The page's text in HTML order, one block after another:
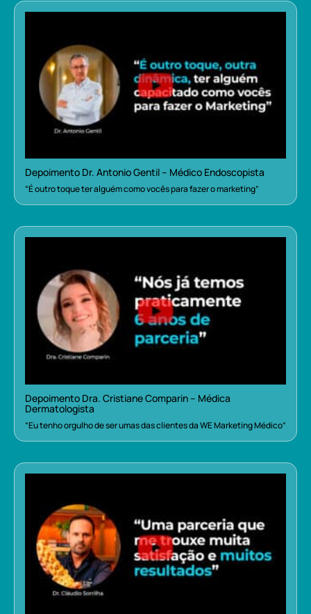
Depoimento Dr. Antonio Gentil – Médico Endoscopista
“É outro toque ter alguém como vocês para fazer o marketing”
Depoimento Dra. Cristiane Comparin – Médica
Dermatologista
“Eu tenho orgulho de ser umas das clientes da WE Marketing Médico”